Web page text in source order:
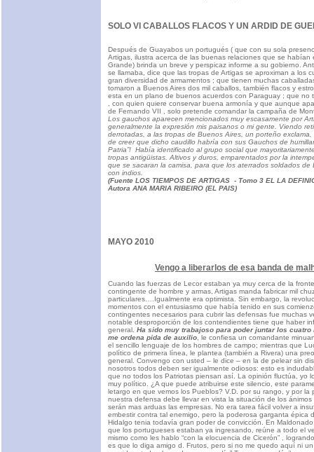
SOLO VI CABALLOS FLACOS Y UN ARDID DE
Después de Guayabos un portugués ( que con su sola
Artigas, ilustra acerca de las buenas relaciones que se habían
Grande) brinda un breve y perspicaz informe a su gobierno.
se llamaba, dice que las tropas de Artigas se aproximan a los
gran diversidad de armamentos ; que tienen muchas
tomaron a Buenos Aires dos mil caballos, también flacos y
esta en un plano de buenos acuerdos con Paraguay ; que no
, con quien quiere conservar buena armonía y que aunque
de Fernando VII , solo pretende comandar la campaña de
Los gauchos aparecen mencionados muy escasamente por
generalmente la expresión mis paisanos o mi gente. Viendo
derrotadas, a las tropas de Buenos Aires, un porteño exclama,
de creer que dicho caudillo habría con sus Gauchos de
Patria”! Había identificado al grupo social que
tropas antigüistas. Altivos y duros, emparentados por la
que se sacaran la camisa, para que los aterrados soldados de
con indios.
(Fuente LOS TIEMPOS DE ARTIGAS - Tomo 3 EL LA
Autora ANA MARIA RIBEIRO (EL PAIS)
MAYO 2010
Vengo a liberarlos de esa banda de
Cuando las fuerzas de Lecor estaban ya muy cerca de la
contingente de hombre y armas, Artigas manda fabricar mil
particulares….Igualmente era optimista. Sin embargo, la
momentos con el entusiasmo que había tenido en sus
contingentes necesarios para cubrir las defensas fue muchas
notable desproporción de los contendientes tiene que haber
general. Ha sido muy trabajoso para poder juntar los cuatro
me ordena pida de auxilio , le confiesa un comandante
el sencillo lenguaje de los hombres de campo; mientras que
político de primera línea, le plantea (también a Rivera) una
general. Convengo con usted – le dice – en la de pelear sin
nosotros todos deben ser igualmente odiosos: esto es
que no todos los Patriotas piensan así. La opinión fluctúa, yo
muy político. ¿A que puede atribuirse este silencio, este
letargo en que vemos los Pueblos? V.D. por su rango, y por la
nuestra defensa debe llevar en vista la situación de los
serán mas arduas las empresas. No era tarea fácil volver a
embestir contra tal enemigo, pero la poderosa garganta épica
Hidalgo tenia todavía gran poder de convicción. En
que los portugueses estaban ya ingresando, reúne a todo el
mismo como les hablo “con la elocuencia de Cicerón” ,
es que lo diga amigo d. Frutos, pero si no me quedo aquí ni